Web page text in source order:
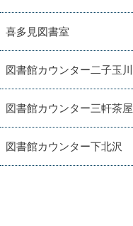
喜多見図書室
図書館カウンター二子玉川
図書館カウンター三軒茶屋
図書館カウンター下北沢